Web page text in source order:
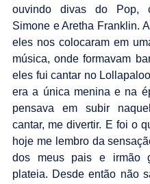
ouvindo divas do Pop,
Simone e Aretha Franklin.
eles nos colocaram em
música, onde formavam
eles fui cantar no
era a única menina e na
pensava em subir
cantar, me divertir. E foi o
hoje me lembro da
dos meus pais e irmão
plateia. Desde então não